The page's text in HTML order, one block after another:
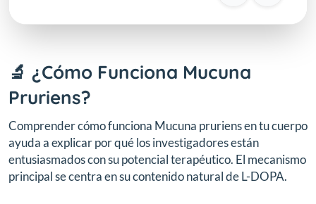
🔬 ¿Cómo Funciona Mucuna
Pruriens?
Comprender cómo funciona Mucuna pruriens en tu cuerpo
ayuda a explicar por qué los investigadores están
entusiasmados con su potencial terapéutico. El mecanismo
principal se centra en su contenido natural de L-DOPA.